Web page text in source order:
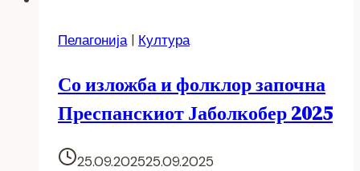
Пелагонија| Култура
Со изложба и фолклор започна
Преспанскиот Јаболкобер 2025
25.09.202525.09.2025